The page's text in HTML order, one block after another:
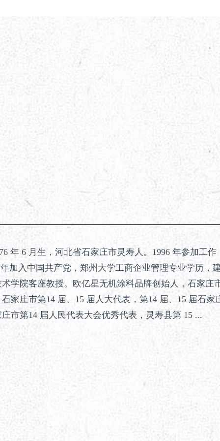
6 月生，河北省石家庄市灵寿人。1996 年参加工作
加入中国共产党，郑州大学工商企业管理专业学历，
学院客座教授。欧亿星无机涂料品牌创始人，石家庄
家庄市第14 届、15 届人大代表，第14 届、15 届石家
市第14 届人民代表大会优秀代表，灵寿县第 15 ...